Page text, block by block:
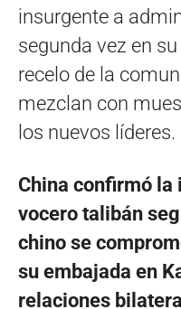
insurgente a
segunda vez en
recelo de la
mezclan con
los nuevos líderes.
China confirmó la
vocero talibán
chino se
su embajada en
relaciones